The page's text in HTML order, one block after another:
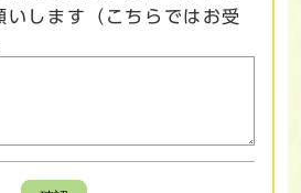
いします（こちらではお受